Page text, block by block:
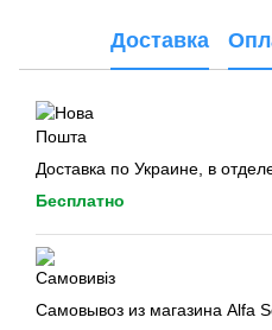
Доставка
Доставка по Украине, в
Бесплатно
Самовывоз из магазина Alfa